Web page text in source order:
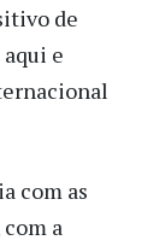
de
e
com as
a